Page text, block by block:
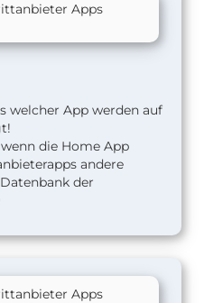
Apps
welcher App werden auf
die Home App
andere
der
Apps